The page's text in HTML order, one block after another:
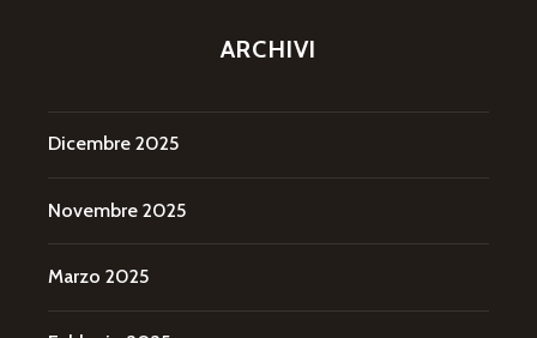
ARCHIVI
Dicembre 2025
Novembre 2025
Marzo 2025